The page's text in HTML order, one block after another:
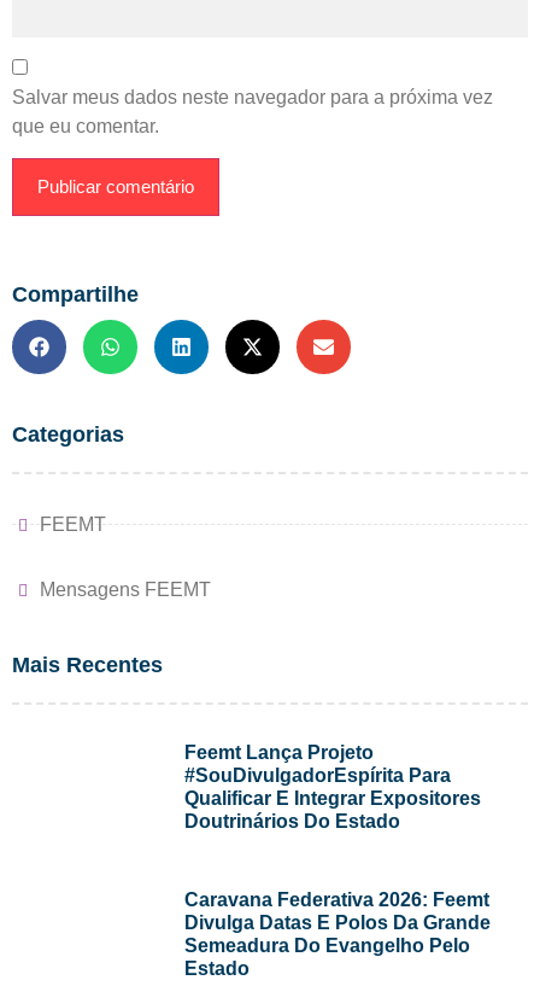
Compartilhe
Categorias
FEEMT
Mensagens FEEMT
Mais Recentes
Feemt Lança Projeto
#SouDivulgadorEspírita Para
Qualificar E Integrar Expositores
Doutrinários Do Estado
Caravana Federativa 2026: Feemt
Divulga Datas E Polos Da Grande
Semeadura Do Evangelho Pelo
Estado
Salvar meus dados neste navegador para a próxima vez
que eu comentar.